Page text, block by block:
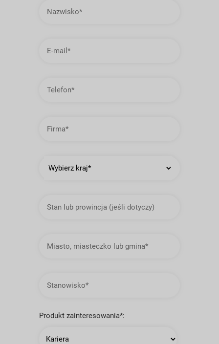
mail
lub
prowincja
miasteczko
lub
Produkt zainteresowania*: